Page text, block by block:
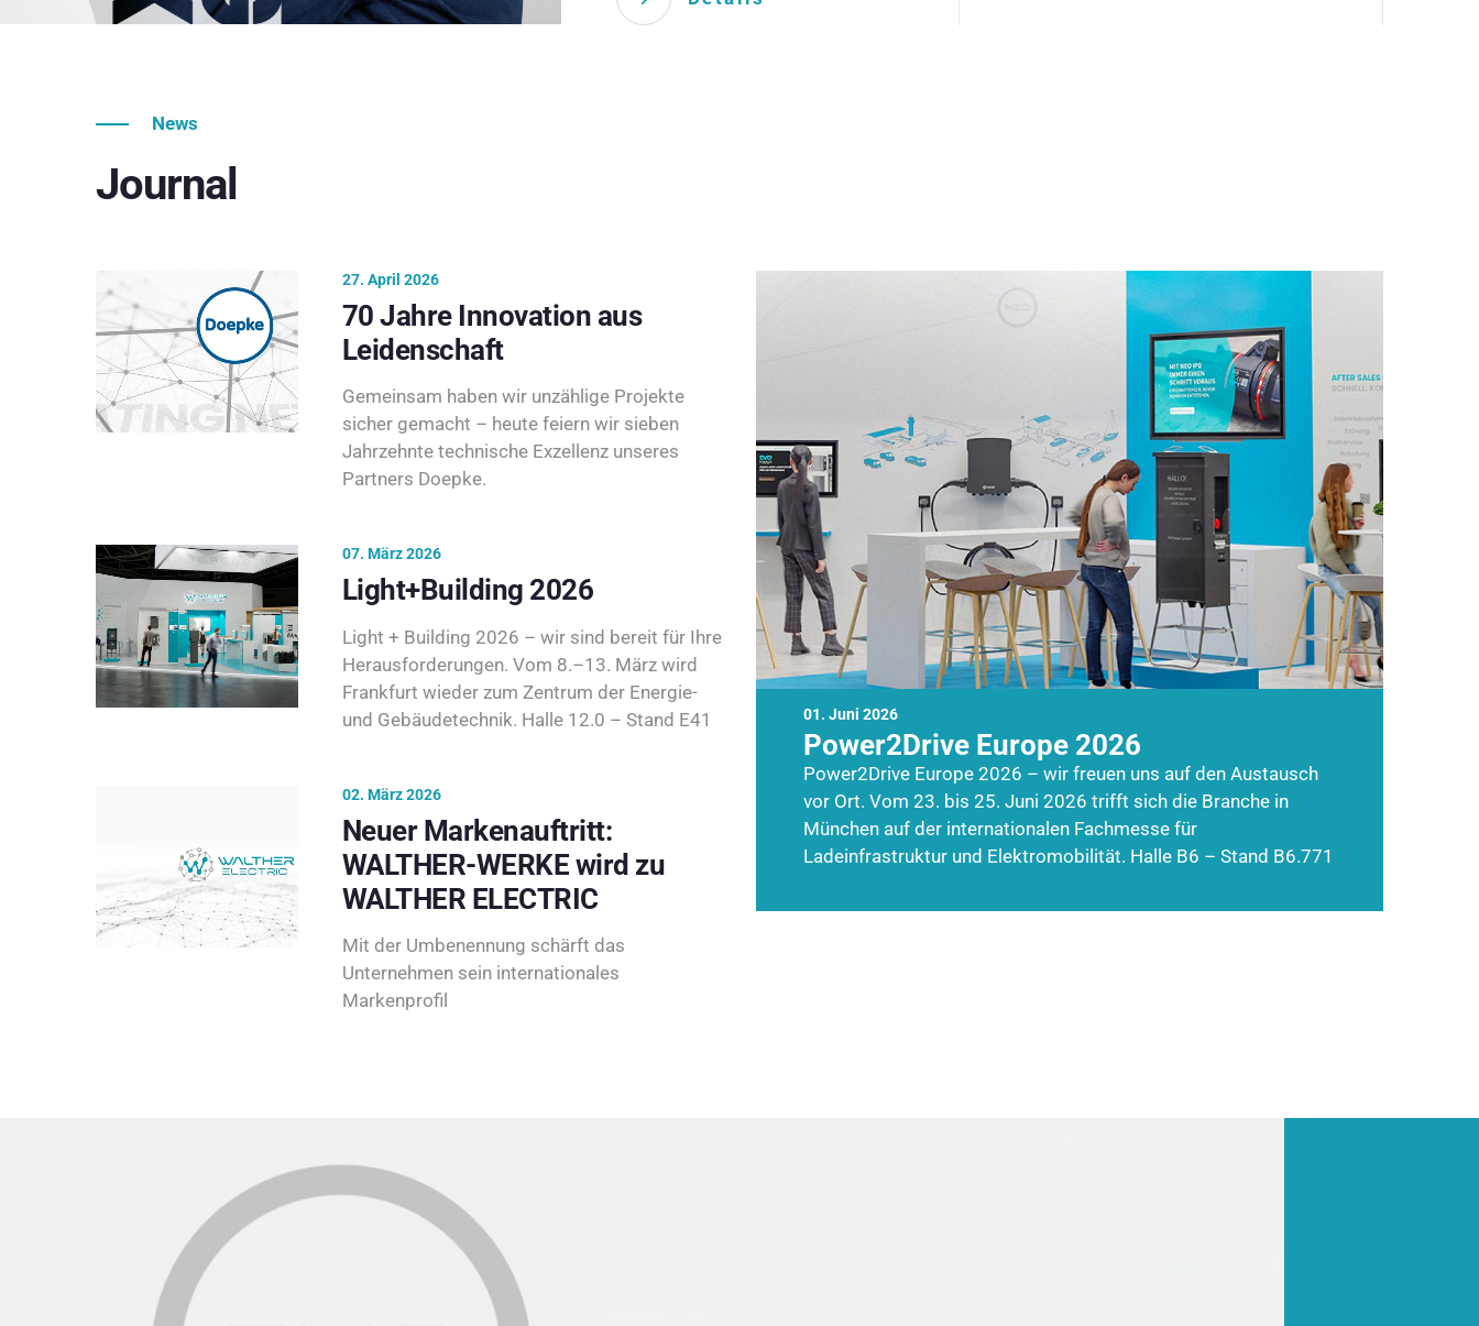
News
Journal
01. Juni 2026
Power2Drive Europe 2026
Power2Drive Europe 2026 – wir freuen uns auf den Austausch
vor Ort. Vom 23. bis 25. Juni 2026 trifft sich die Branche in
München auf der internationalen Fachmesse für
Ladeinfrastruktur und Elektromobilität. Halle B6 – Stand B6.771
27. April 2026
70 Jahre Innovation aus
Leidenschaft
Gemeinsam haben wir unzählige Projekte
sicher gemacht – heute feiern wir sieben
Jahrzehnte technische Exzellenz unseres
Partners Doepke.
07. März 2026
Light+Building 2026
Light + Building 2026 – wir sind bereit für Ihre
Herausforderungen. Vom 8.–13. März wird
Frankfurt wieder zum Zentrum der Energie-
und Gebäudetechnik. Halle 12.0 – Stand E41
02. März 2026
Neuer Markenauftritt:
WALTHER-WERKE wird zu
WALTHER ELECTRIC
Mit der Umbenennung schärft das
Unternehmen sein internationales
Markenprofil